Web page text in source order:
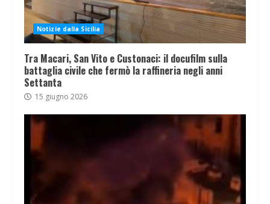
Notizie dalla Sicilia
Tra Macari, San Vito e Custonaci: il docufilm sulla
battaglia civile che fermò la raffineria negli anni
Settanta
15 giugno 2026